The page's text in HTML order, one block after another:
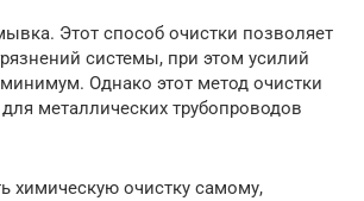
Этот способ очистки позволяет
системы, при этом усилий
Однако этот метод очистки
металлических трубопроводов
химическую очистку самому,